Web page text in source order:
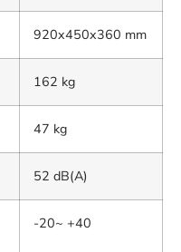
920x450x360 mm
162 kg
47 kg
52 dB(A)
-20~ +40